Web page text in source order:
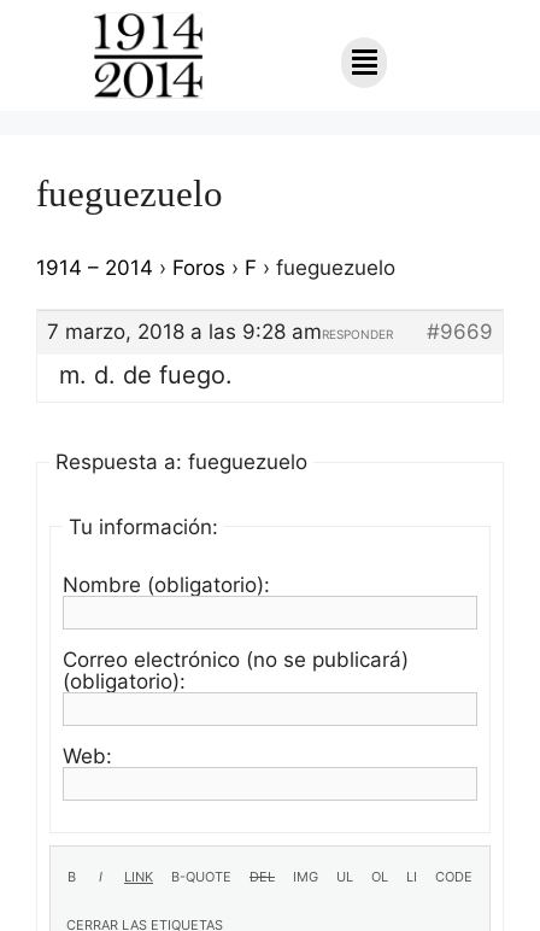
fueguezuelo
1914 – 2014 › Foros › F › fueguezuelo
7 marzo, 2018 a las 9:28 am #9669
RESPONDER
m. d. de fuego.
Respuesta a: fueguezuelo
Tu información:
Nombre (obligatorio):
Correo electrónico (no se publicará)
(obligatorio):
Web: